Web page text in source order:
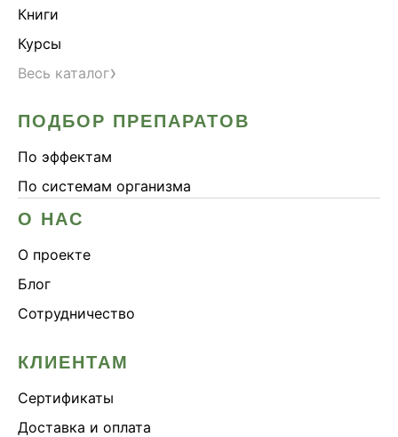
Книги
Курсы
Весь каталог›
ПОДБОР ПРЕПАРАТОВ
По эффектам
По системам организма
О НАС
О проекте
Блог
Сотрудничество
КЛИЕНТАМ
Сертификаты
Доставка и оплата